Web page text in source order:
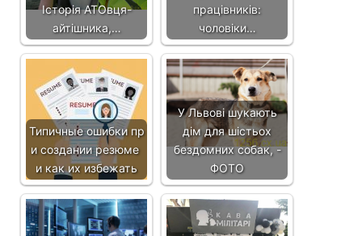
Історія АТОвця-
айтішника,…
працівників:
чоловіки…
Типичные ошибки пр
и создании резюме
и как их избежать
У Львові шукають
дім для шістьох
бездомних собак, -
ФОТО